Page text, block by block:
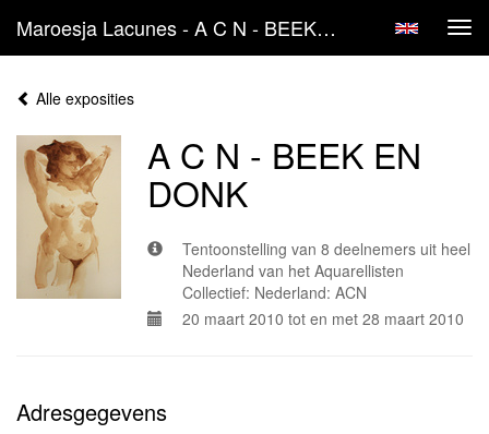
Maroesja Lacunes - A C N - BEEK EN DONK
Alle exposities
A C N - BEEK EN
DONK
Tentoonstelling van 8 deelnemers uit heel
Nederland van het Aquarellisten
Collectief: Nederland: ACN
20 maart 2010 tot en met 28 maart 2010
Adresgegevens